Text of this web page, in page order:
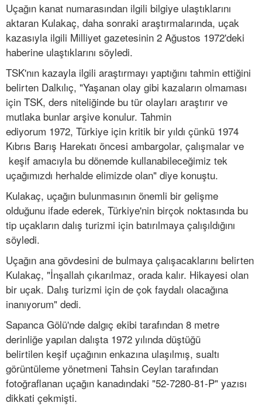
Uçağın kanat numarasından ilgili bilgiye ulaştıklarını
aktaran Kulakaç, daha sonraki araştırmalarında, uçak
kazasıyla ilgili Milliyet gazetesinin 2 Ağustos 1972'deki
haberine ulaştıklarını söyledi.
TSK'nın kazayla ilgili araştırmayı yaptığını tahmin ettiğini
belirten Dalkılıç, "Yaşanan olay gibi kazaların olmaması
için TSK, ders niteliğinde bu tür olayları araştırır ve
mutlaka bunlar arşive konulur. Tahmin
ediyorum 1972, Türkiye için kritik bir yıldı çünkü 1974
Kıbrıs Barış Harekatı öncesi ambargolar, çalışmalar ve
keşif amacıyla bu dönemde kullanabileceğimiz tek
uçağımızdı herhalde elimizde olan" diye konuştu.
Kulakaç, uçağın bulunmasının önemli bir gelişme
olduğunu ifade ederek, Türkiye'nin birçok noktasında bu
tip uçakların dalış turizmi için batırılmaya çalışıldığını
söyledi.
Uçağın ana gövdesini de bulmaya çalışacaklarını belirten
Kulakaç, "İnşallah çıkarılmaz, orada kalır. Hikayesi olan
bir uçak. Dalış turizmi için de çok faydalı olacağına
inanıyorum" dedi.
Sapanca Gölü'nde dalgıç ekibi tarafından 8 metre
derinliğe yapılan dalışta 1972 yılında düştüğü
belirtilen keşif uçağının enkazına ulaşılmış, sualtı
görüntüleme yönetmeni Tahsin Ceylan tarafından
fotoğraflanan uçağın kanadındaki "52-7280-81-P" yazısı
dikkati çekmişti.